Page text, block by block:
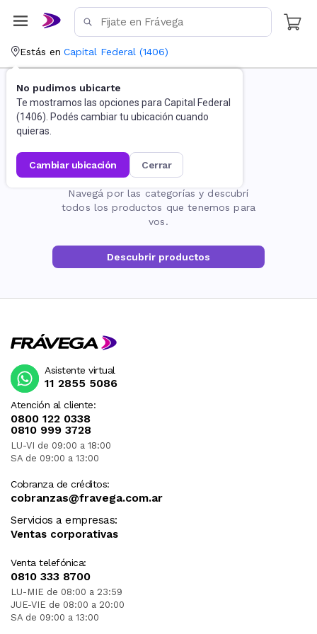
Estás en Capital Federal (1406)
No pudimos ubicarte
Te mostramos las opciones para Capital Federal
(1406). Podés cambiar tu ubicación cuando
quieras.
cambiar ubicación cerrar
La página no existe
Navegá por las categorías y descubrí
todos los productos que tenemos para
vos.
Descubrir productos
Atención al cliente:
0800 122 0338
0810 999 3728
LU-VI de 09:00 a 18:00
SA de 09:00 a 13:00
Cobranza de créditos:
cobranzas@fravega.com.ar
Servicios a empresas:
Ventas corporativas
Venta telefónica:
0810 333 8700
LU-MIE de 08:00 a 23:59
JUE-VIE de 08:00 a 20:00
SA de 09:00 a 13:00
Asistente virtual
11 2855 5086